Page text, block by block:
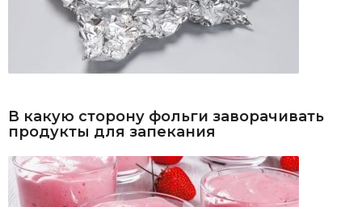
В какую сторону фольги заворачивать
продукты для запекания